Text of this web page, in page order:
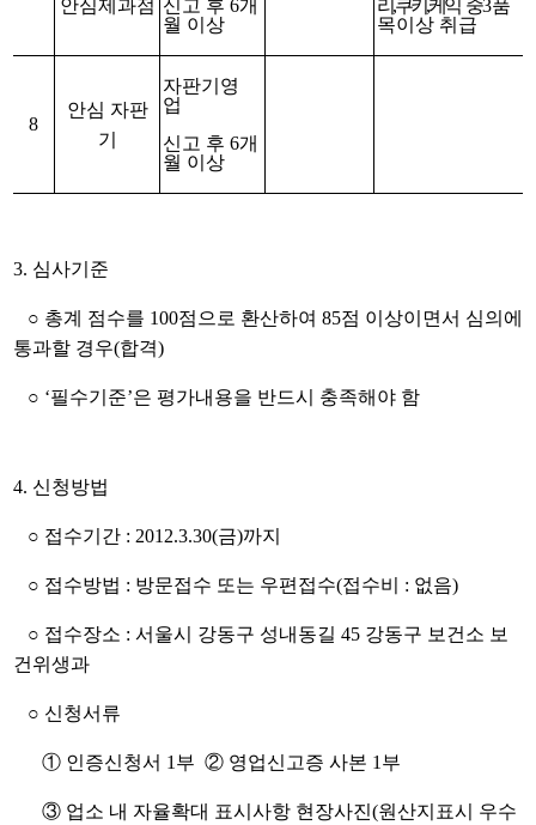
안심제과점 신고 후 6개
월 이상
리, 쿠키, 케익 중3품
목이상 취급
8
안심 자판
기
자판기영
업
신고 후 6개
월 이상
3. 심사기준
○ 총계 점수를 100점으로 환산하여 85점 이상이면서 심의에
통과할 경우(합격)
○ ‘필수기준’은 평가내용을 반드시 충족해야 함
4. 신청방법
○ 접수기간 : 2012.3.30(금)까지
○ 접수방법 : 방문접수 또는 우편접수(접수비 : 없음)
○ 접수장소 : 서울시 강동구 성내동길 45 강동구 보건소 보
건위생과
○ 신청서류
① 인증신청서 1부 ② 영업신고증 사본 1부
③ 업소 내 자율확대 표시사항 현장사진(원산지표시 우수